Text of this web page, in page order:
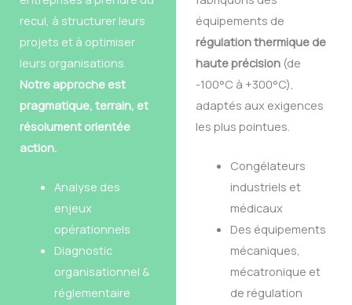
recul, à structurer leurs
projets et à optimiser
leurs organisations.
Notre approche est
pragmatique, terrain, et
résolument orientée
action.
Analyse des
enjeux
opérationnels
Diagnostic
organisationnel &
réglementaire
équipements de
régulation thermique de
haute précision (de
-100°C à +300°C),
adaptés aux exigences
les plus pointues.
Congélateurs
industriels et
médicaux
Des équipements
mécaniques,
mécatronique et
de régulation